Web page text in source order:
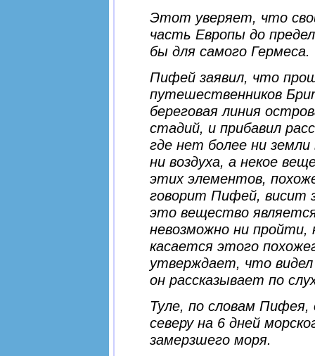
Этот уверяет, что
часть Европы до
бы для самого Гермеса.
Пифей заявил, что
путешественников
береговая линия
стадий, и прибавил
где нет более ни
ни воздуха, а некое
этих элементов,
говорит Пифей, висит
это вещество
невозможно ни
касается этого
утверждает, что
он рассказывает по
Туле, по словам
северу на 6 дней
замерзшего моря.